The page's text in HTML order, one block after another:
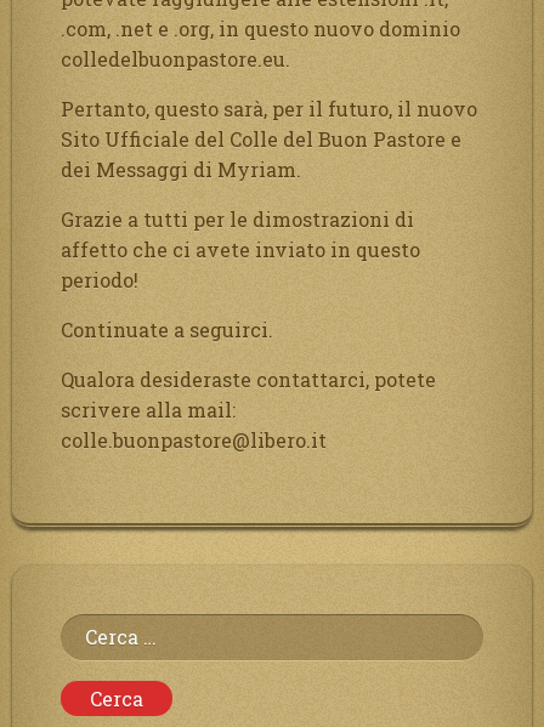
.com, .net e .org, in questo nuovo dominio
colledelbuonpastore.eu.
Pertanto, questo sarà, per il futuro, il nuovo
Sito Ufficiale del Colle del Buon Pastore e
dei Messaggi di Myriam.
Grazie a tutti per le dimostrazioni di
affetto che ci avete inviato in questo
periodo!
Continuate a seguirci.
Qualora desideraste contattarci, potete
scrivere alla mail:
colle.buonpastore@libero.it
Ricerca
per: